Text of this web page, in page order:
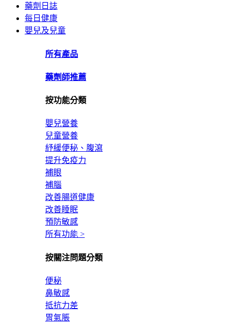
藥劑日誌
每日健康
嬰兒及兒童
所有產品
藥劑師推薦
按功能分類
嬰兒營養
兒童營養
紓緩便秘、腹瀉
提升免疫力
補眼
補腦
改善腸道健康
改善睡眠
預防敏感
所有功能 >
按關注問題分類
便秘
鼻敏感
抵抗力差
胃氣脹